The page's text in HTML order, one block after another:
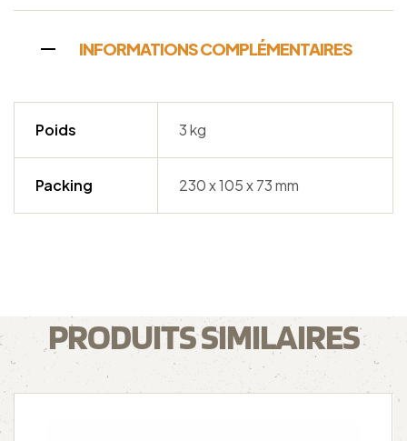
INFORMATIONS COMPLÉMENTAIRES
Poids 3 kg
Packing 230 x 105 x 73 mm
PRODUITS SIMILAIRES